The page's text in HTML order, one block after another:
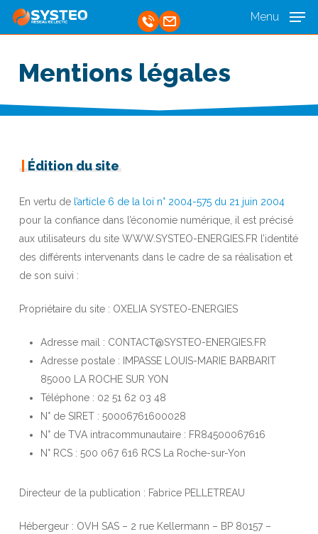
Skip
content
Menu
Mentions légales
Édition du site
En vertu de l’article 6 de la loi n° 2004-575 du 21 juin 2004
pour la confiance dans l’économie numérique, il est précisé
aux utilisateurs du site WWW.SYSTEO-ENERGIES.FR l’identité
des différents intervenants dans le cadre de sa réalisation et
de son suivi :
Propriétaire du site : OXELIA SYSTEO-ENERGIES
Adresse mail : CONTACT@SYSTEO-ENERGIES.FR
Adresse postale : IMPASSE LOUIS-MARIE BARBARIT
85000 LA ROCHE SUR YON
Téléphone : 02 51 62 03 48
N° de SIRET : 50006761600028
N° de TVA intracommunautaire : FR84500067616
N° RCS : 500 067 616 RCS La Roche-sur-Yon
Directeur de la publication : Fabrice PELLETREAU
Hébergeur : OVH SAS – 2 rue Kellermann – BP 80157 –